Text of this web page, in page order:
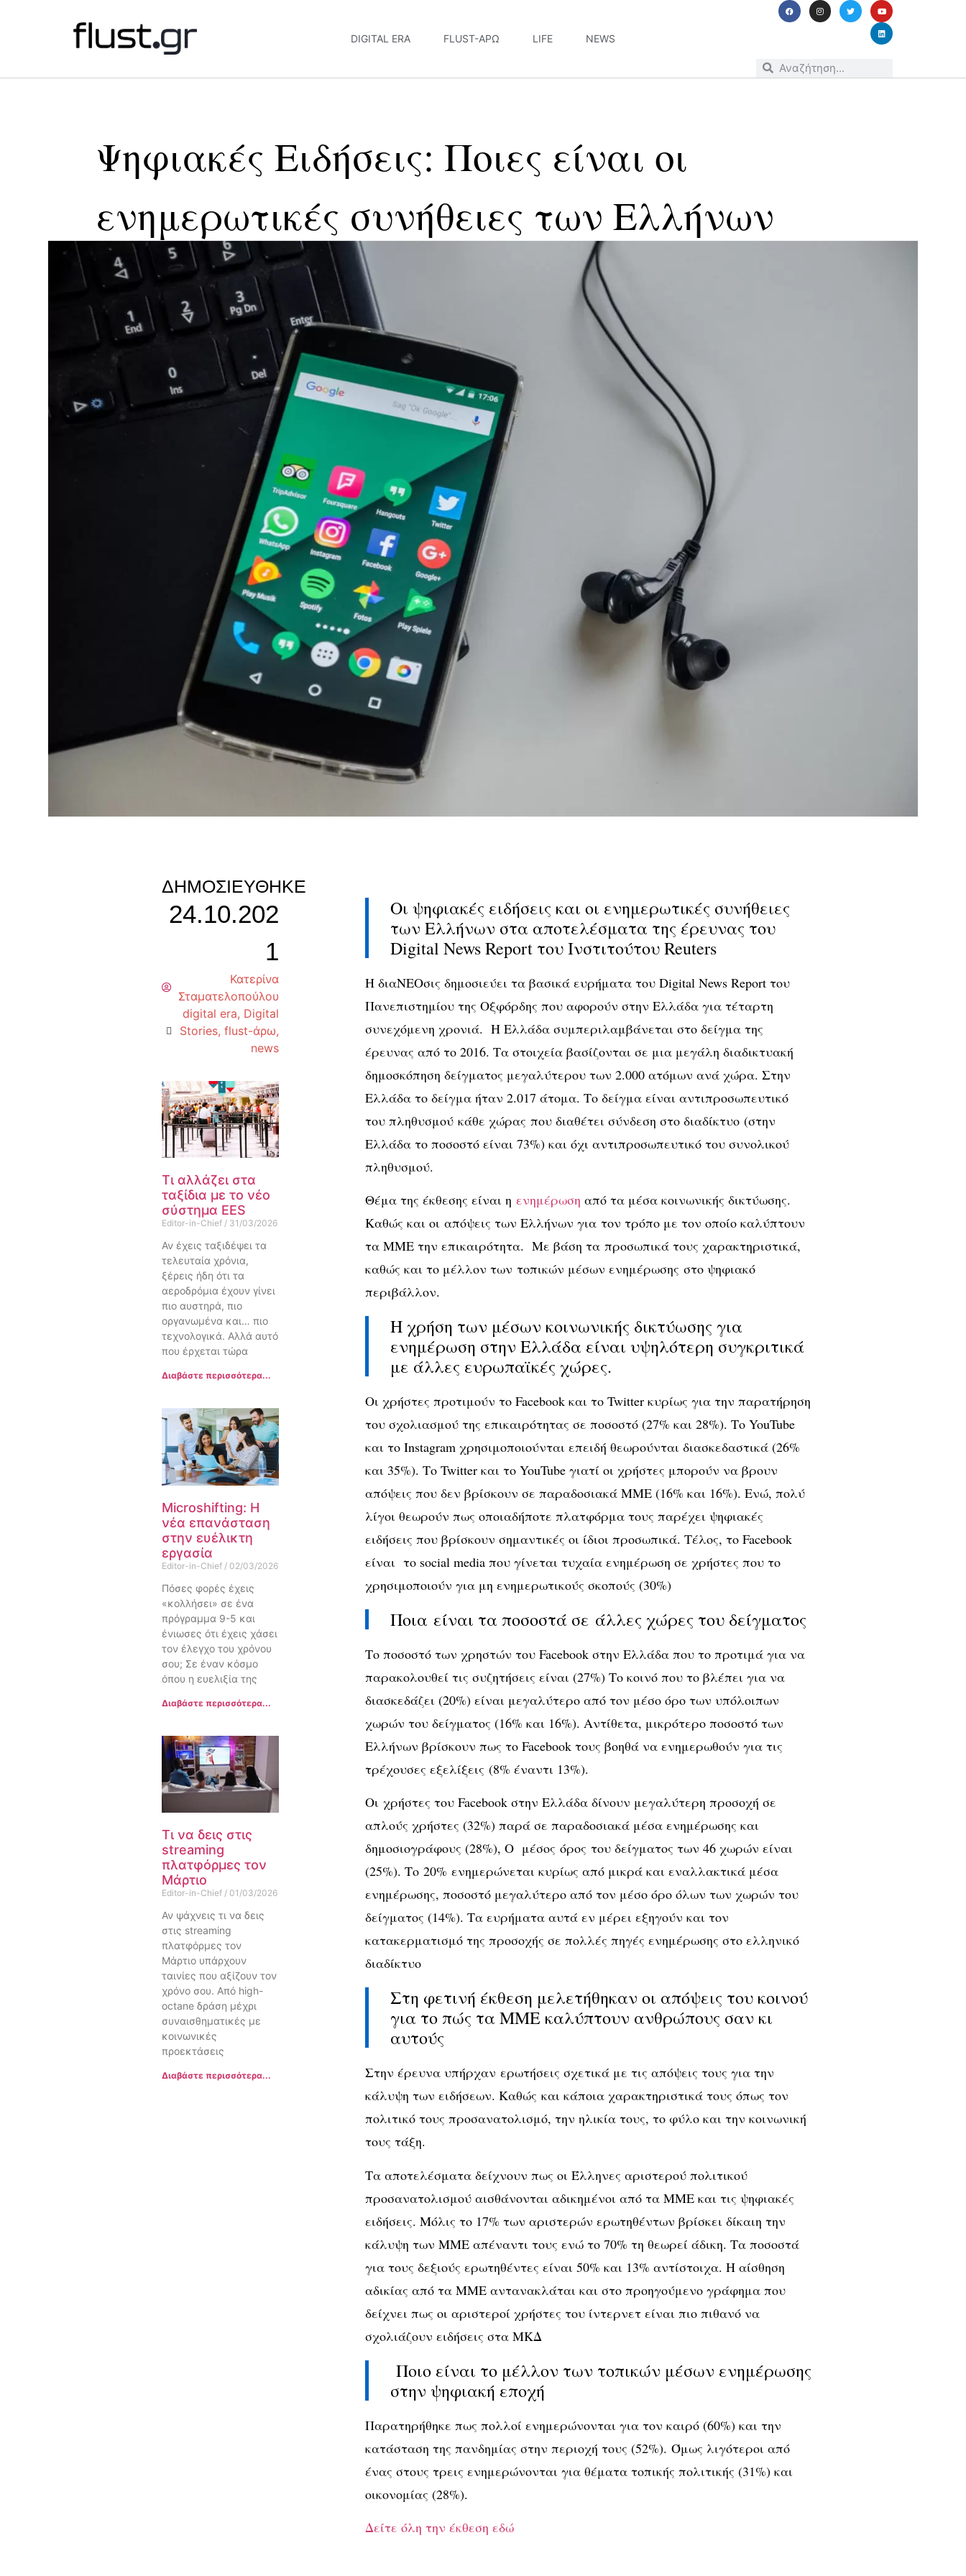
DIGITAL ERA FLUST-ΆΡΩ LIFE NEWS
Ψηφιακές Ειδήσεις: Ποιες είναι οι
ενημερωτικές συνήθειες των Ελλήνων
ΔΗΜΟΣΙΕΎΘΗΚΕ
24.10.202
1
Κατερίνα
Σταματελοπούλου
digital era, Digital
Stories, flust-άρω,
news
Τι αλλάζει στα
ταξίδια με το νέο
σύστημα EES
Editor-in-Chief 31/03/2026
Αν έχεις ταξιδέψει τα
τελευταία χρόνια,
ξέρεις ήδη ότι τα
αεροδρόμια έχουν γίνει
πιο αυστηρά, πιο
οργανωμένα και… πιο
τεχνολογικά. Αλλά αυτό
που έρχεται τώρα
Διαβάστε περισσότερα...
Microshifting: Η
νέα επανάσταση
στην ευέλικτη
εργασία
Editor-in-Chief 02/03/2026
Πόσες φορές έχεις
«κολλήσει» σε ένα
πρόγραμμα 9-5 και
ένιωσες ότι έχεις χάσει
τον έλεγχο του χρόνου
σου; Σε έναν κόσμο
όπου η ευελιξία της
Διαβάστε περισσότερα...
Τι να δεις στις
streaming
πλατφόρμες τον
Μάρτιο
Editor-in-Chief 01/03/2026
Αν ψάχνεις τι να δεις
στις streaming
πλατφόρμες τον
Μάρτιο υπάρχουν
ταινίες που αξίζουν τον
χρόνο σου. Από high-
octane δράση μέχρι
συναισθηματικές με
κοινωνικές
προεκτάσεις
Διαβάστε περισσότερα...
Οι ψηφιακές ειδήσεις και οι ενημερωτικές συνήθειες
των Ελλήνων στα αποτελέσματα της έρευνας του
Digital News Report του Ινστιτούτου Reuters
Η διαΝΕΟσις δημοσιεύει τα βασικά ευρήματα του Digital News Report του
Πανεπιστημίου της Οξφόρδης που αφορούν στην Ελλάδα για τέταρτη
συνεχόμενη χρονιά. Η Ελλάδα συμπεριλαμβάνεται στο δείγμα της
έρευνας από το 2016. Τα στοιχεία βασίζονται σε μια μεγάλη διαδικτυακή
δημοσκόπηση δείγματος μεγαλύτερου των 2.000 ατόμων ανά χώρα. Στην
Ελλάδα το δείγμα ήταν 2.017 άτομα. Το δείγμα είναι αντιπροσωπευτικό
του πληθυσμού κάθε χώρας που διαθέτει σύνδεση στο διαδίκτυο (στην
Ελλάδα το ποσοστό είναι 73%) και όχι αντιπροσωπευτικό του συνολικού
πληθυσμού.
Θέμα της έκθεσης είναι η ενημέρωση από τα μέσα κοινωνικής δικτύωσης.
Καθώς και οι απόψεις των Ελλήνων για τον τρόπο με τον οποίο καλύπτουν
τα ΜΜΕ την επικαιρότητα. Με βάση τα προσωπικά τους χαρακτηριστικά,
καθώς και το μέλλον των τοπικών μέσων ενημέρωσης στο ψηφιακό
περιβάλλον.
Η χρήση των μέσων κοινωνικής δικτύωσης για
ενημέρωση στην Ελλάδα είναι υψηλότερη συγκριτικά
με άλλες ευρωπαϊκές χώρες.
Οι χρήστες προτιμούν το Facebook και το Twitter κυρίως για την παρατήρηση
του σχολιασμού της επικαιρότητας σε ποσοστό (27% και 28%). Το YouTube
και το Instagram χρησιμοποιούνται επειδή θεωρούνται διασκεδαστικά (26%
και 35%). Το Twitter και το YouTube γιατί οι χρήστες μπορούν να βρουν
απόψεις που δεν βρίσκουν σε παραδοσιακά ΜΜΕ (16% και 16%). Ενώ, πολύ
λίγοι θεωρούν πως οποιαδήποτε πλατφόρμα τους παρέχει ψηφιακές
ειδήσεις που βρίσκουν σημαντικές οι ίδιοι προσωπικά. Τέλος, το Facebook
είναι το social media που γίνεται τυχαία ενημέρωση σε χρήστες που το
χρησιμοποιούν για μη ενημερωτικούς σκοπούς (30%)
Ποια είναι τα ποσοστά σε άλλες χώρες του δείγματος
Το ποσοστό των χρηστών του Facebook στην Ελλάδα που το προτιμά για να
παρακολουθεί τις συζητήσεις είναι (27%) Το κοινό που το βλέπει για να
διασκεδάζει (20%) είναι μεγαλύτερο από τον μέσο όρο των υπόλοιπων
χωρών του δείγματος (16% και 16%). Αντίθετα, μικρότερο ποσοστό των
Ελλήνων βρίσκουν πως το Facebook τους βοηθά να ενημερωθούν για τις
τρέχουσες εξελίξεις (8% έναντι 13%).
Οι χρήστες του Facebook στην Ελλάδα δίνουν μεγαλύτερη προσοχή σε
απλούς χρήστες (32%) παρά σε παραδοσιακά μέσα ενημέρωσης και
δημοσιογράφους (28%), Ο μέσος όρος του δείγματος των 46 χωρών είναι
(25%). Το 20% ενημερώνεται κυρίως από μικρά και εναλλακτικά μέσα
ενημέρωσης, ποσοστό μεγαλύτερο από τον μέσο όρο όλων των χωρών του
δείγματος (14%). Τα ευρήματα αυτά εν μέρει εξηγούν και τον
κατακερματισμό της προσοχής σε πολλές πηγές ενημέρωσης στο ελληνικό
διαδίκτυο
Στη φετινή έκθεση μελετήθηκαν οι απόψεις του κοινού
για το πώς τα ΜΜΕ καλύπτουν ανθρώπους σαν κι
αυτούς
Στην έρευνα υπήρχαν ερωτήσεις σχετικά με τις απόψεις τους για την
κάλυψη των ειδήσεων. Καθώς και κάποια χαρακτηριστικά τους όπως τον
πολιτικό τους προσανατολισμό, την ηλικία τους, το φύλο και την κοινωνική
τους τάξη.
Τα αποτελέσματα δείχνουν πως οι Έλληνες αριστερού πολιτικού
προσανατολισμού αισθάνονται αδικημένοι από τα ΜΜΕ και τις ψηφιακές
ειδήσεις. Μόλις το 17% των αριστερών ερωτηθέντων βρίσκει δίκαιη την
κάλυψη των ΜΜΕ απέναντι τους ενώ το 70% τη θεωρεί άδικη. Τα ποσοστά
για τους δεξιούς ερωτηθέντες είναι 50% και 13% αντίστοιχα. Η αίσθηση
αδικίας από τα ΜΜΕ αντανακλάται και στο προηγούμενο γράφημα που
δείχνει πως οι αριστεροί χρήστες του ίντερνετ είναι πιο πιθανό να
σχολιάζουν ειδήσεις στα ΜΚΔ
Ποιο είναι το μέλλον των τοπικών μέσων ενημέρωσης
στην ψηφιακή εποχή
Παρατηρήθηκε πως πολλοί ενημερώνονται για τον καιρό (60%) και την
κατάσταση της πανδημίας στην περιοχή τους (52%). Όμως λιγότεροι από
ένας στους τρεις ενημερώνονται για θέματα τοπικής πολιτικής (31%) και
οικονομίας (28%).
Δείτε όλη την έκθεση εδώ